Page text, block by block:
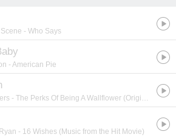
- Who Says
- American Pie
- The Perks Of Being A Wallflower (Original Motion Picture Soundtrack)
- 16 Wishes (Music from the Hit Movie)